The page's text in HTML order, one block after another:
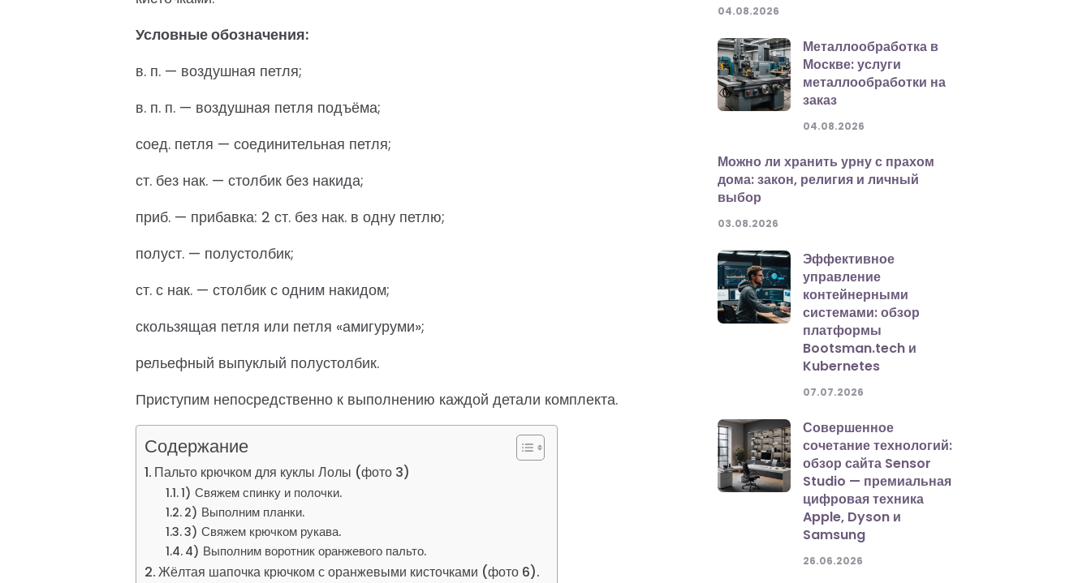
Условные обозначения:
в. п. — воздушная петля;
в. п. п. — воздушная петля подъёма;
соед. петля — соединительная петля;
ст. без нак. — столбик без накида;
приб. — прибавка: 2 ст. без нак. в одну петлю;
полуст. — полустолбик;
ст. с нак. — столбик с одним накидом;
скользящая петля или петля «амигуруми»;
рельефный выпуклый полустолбик.
Приступим непосредственно к выполнению каждой детали комплекта.
Содержание
Пальто крючком для куклы Лолы (фото 3)
1) Свяжем спинку и полочки.
2) Выполним планки.
3) Свяжем крючком рукава.
4) Выполним воротник оранжевого пальто.
Жёлтая шапочка крючком с оранжевыми кисточками (фото 6).
04.08.2026
Металлообработка в
Москве: услуги
металлообработки на
заказ
04.08.2026
Можно ли хранить урну с прахом
дома: закон, религия и личный
выбор
03.08.2026
Эффективное
управление
контейнерными
системами: обзор
платформы
Bootsman.tech и
Kubernetes
07.07.2026
Совершенное
сочетание технологий:
обзор сайта Sensor
Studio — премиальная
цифровая техника
Apple, Dyson и
Samsung
26.06.2026